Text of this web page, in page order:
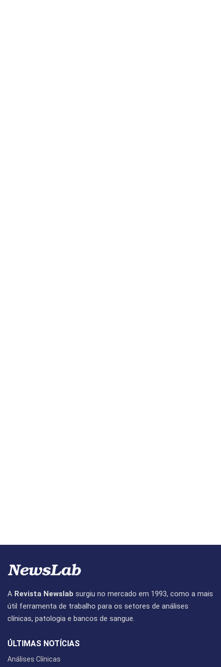
A Revista Newslab surgiu no mercado em 1993, como a mais
útil ferramenta de trabalho para os setores de análises
clínicas, patologia e bancos de sangue.
ÚLTIMAS NOTÍCIAS
Análises Clínicas